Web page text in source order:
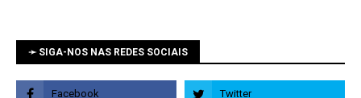
➛ SIGA-NOS NAS REDES SOCIAIS